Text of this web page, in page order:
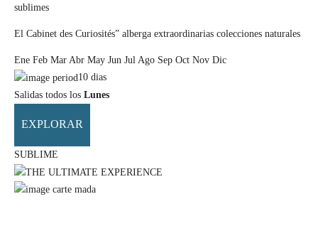
sublimes
El Cabinet des Curiosités” alberga extraordinarias colecciones naturales
Ene Feb Mar Abr May Jun Jul Ago Sep Oct Nov Dic
10 dias
Salidas todos los Lunes
EXPLORAR
SUBLIME